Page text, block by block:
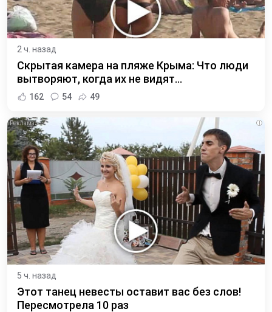
2 ч. назад
Скрытая камера на пляже Крыма: Что люди
вытворяют, когда их не видят...
162 54 49
i
5 ч. назад
Этот танец невесты оставит вас без слов!
Пересмотрела 10 раз